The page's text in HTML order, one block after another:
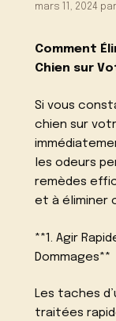
mars 11, 2024 par
Comment
Chien sur
Si vous
chien sur
les odeurs
remèdes
et à éliminer
**1. Agir
Dommages**
Les taches
traitées